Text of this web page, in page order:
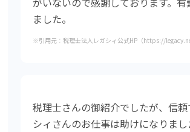
ました。
※引用元：税理士法人レガシィ公式HP（https://
税理士さんの御紹介でしたが、信
シィさんのお仕事は助けになりま